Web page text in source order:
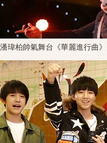
潘瑋柏帥氣舞台《華麗進行曲》